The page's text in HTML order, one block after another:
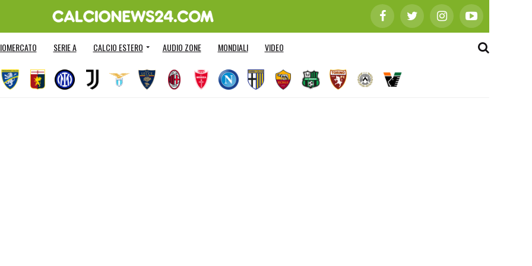
SERIE A CALCIO ESTERO AUDIO ZONE MONDIALI VIDEO